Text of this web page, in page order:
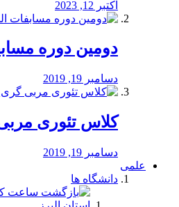
اکتبر 12, 2023
دومین دوره
دسامبر 19, 2019
کلاس تئوری مربی
دسامبر 19, 2019
علمی
دانشگاه ها